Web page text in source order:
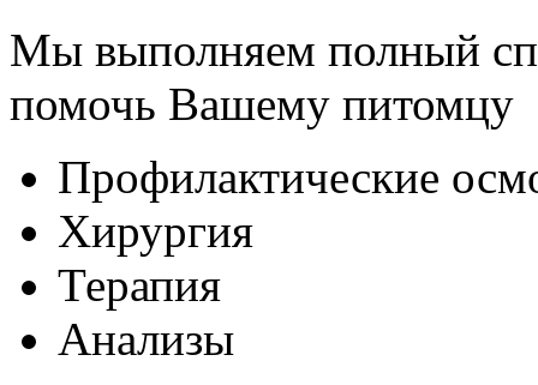
Мы выполняем полный
помочь Вашему питомцу
Профилактические
Хирургия
Терапия
Анализы